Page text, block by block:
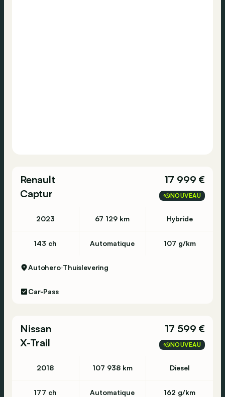
Renault
Captur
17 999 €
NOUVEAU
2023 67 129 km Hybride
143 ch Automatique 107 g/km
Autohero Thuislevering
Car-Pass
Nissan
X-Trail
17 599 €
NOUVEAU
2018 107 938 km Diesel
177 ch Automatique 162 g/km